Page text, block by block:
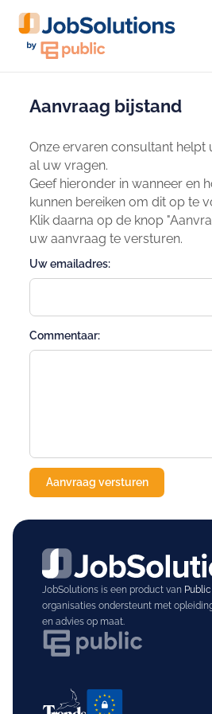
Aanvraag bijstand
Onze ervaren consultant helpt
al uw vragen.
Geef hieronder in wanneer en
kunnen bereiken om dit op te
Klik daarna op de knop
uw aanvraag te versturen.
Uw emailadres:
Commentaar:
JobSolutions is een product van
organisaties ondersteunt met
en advies op maat.